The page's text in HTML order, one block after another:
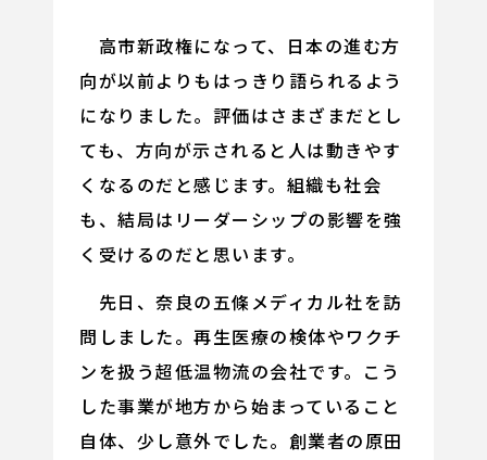
高市新政権になって、日本の進む方
向が以前よりもはっきり語られるよう
になりました。評価はさまざまだとし
ても、方向が示されると人は動きやす
くなるのだと感じます。組織も社会
も、結局はリーダーシップの影響を強
く受けるのだと思います。
先日、奈良の五條メディカル社を訪
問しました。再生医療の検体やワクチ
ンを扱う超低温物流の会社です。こう
した事業が地方から始まっていること
自体、少し意外でした。創業者の原田